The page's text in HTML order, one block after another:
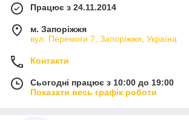
Працює з 24.11.2014
м. Запоріжжя
вул. Перемоги 7, Запоріжжя, Україна
Контакти
Сьогодні працює з 10:00 до 19:00
Показати весь графік роботи